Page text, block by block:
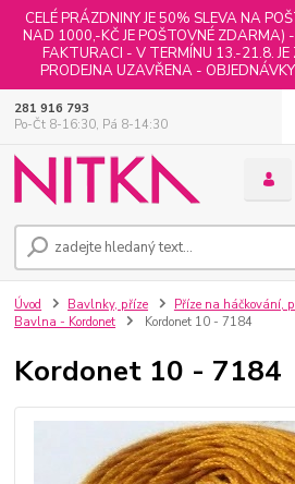
CELÉ PRÁZDNINY JE 50% SLEVA NA
NAD 1000,-KČ JE POŠTOVNÉ ZDARMA)
FAKTURACI - V TERMÍNU 13.-21.8.
PRODEJNA UZAVŘENA -
281 916 793
Po-Čt 8-16:30, Pá 8-14:30
Úvod Bavlnky, příze
Příze na háčkování,
Bavlna - Kordonet
Kordonet 10 - 7184
Kordonet 10 - 7184